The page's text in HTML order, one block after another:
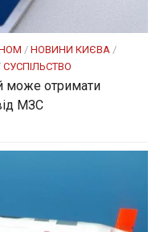
/ НОВИНИ КИЄВА /
СУСПІЛЬСТВО
може отримати
МЗС